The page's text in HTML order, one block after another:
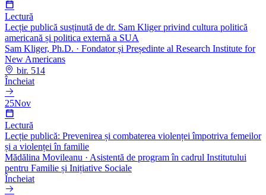
Lectură
Lecție publică susținută de dr. Sam Kliger privind cultura politică
americană și politica externă a SUA
Sam Kliger, Ph.D. · Fondator și Președinte al Research Institute for
New Americans
bir. 514
Încheiat
25Nov
Lectură
Lecție publică: Prevenirea și combaterea violenței împotriva femeilor
și a violenței în familie
Mădălina Movileanu · Asistentă de program în cadrul Institutului
pentru Familie și Inițiative Sociale
Încheiat